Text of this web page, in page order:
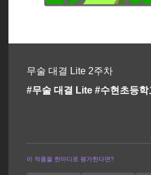
무술 대결 Lite 2주차
#무술 대결 Lite #수현초등학
이 작품을 한마디로 평가한다면?